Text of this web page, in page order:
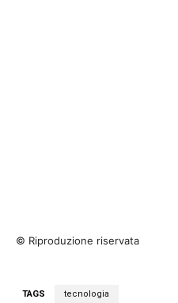
© Riproduzione riservata
TAGS tecnologia